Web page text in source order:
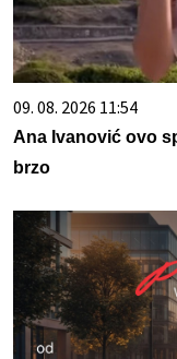
09. 08. 2026 11:54
Ana Ivanović ovo
brzo